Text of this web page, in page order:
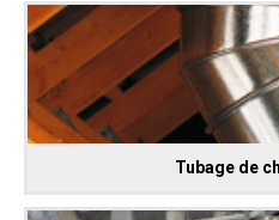
Tubage de